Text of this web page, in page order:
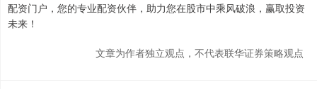
配资门户，您的专业配资伙伴，助力您在股市中乘风破浪，赢取投资
未来！
文章为作者独立观点，不代表联华证券策略观点